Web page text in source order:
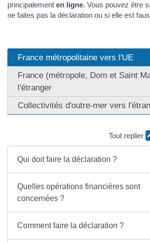
principalement en ligne. Vous pouvez être
ne faites pas la déclaration ou si elle est
France métropolitaine vers l'UE
France (métropole, Dom et Saint
l'étranger
Collectivités d'outre-mer vers
Tout replier
Qui doit faire la déclaration ?
Quelles opérations financières sont
concernées ?
Comment faire la déclaration ?